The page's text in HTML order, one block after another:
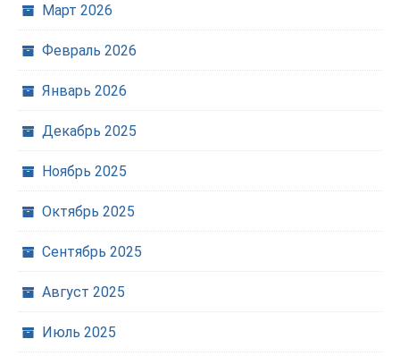
Март 2026
Февраль 2026
Январь 2026
Декабрь 2025
Ноябрь 2025
Октябрь 2025
Сентябрь 2025
Август 2025
Июль 2025